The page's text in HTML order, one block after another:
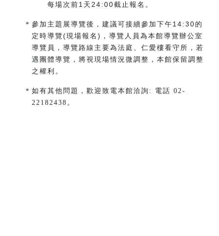
每場次前1天24:00截止報名。
＊參加主題展導覽後，建議可接續參加下午14:30的
定時導覽(現場報名)，導覽人員為本館導覽辦公室
導覽員，導覽路線主要為法庭、仁愛樓看守所，若
遇團體導覽，將視現場情況微調整，本館保留調整
之權利。
＊ 如有其他問題，歡迎致電本館洽詢: 電話 02-
22182438。